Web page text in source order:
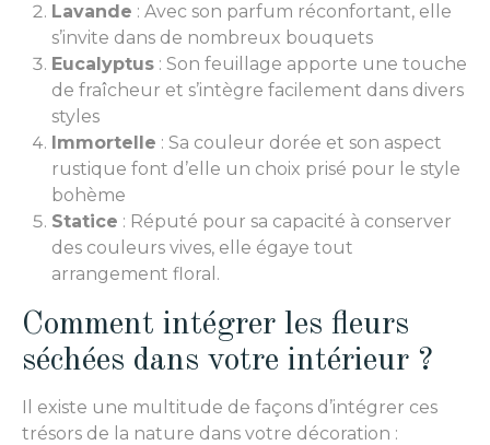
Lavande : Avec son parfum réconfortant, elle
s’invite dans de nombreux bouquets
Eucalyptus : Son feuillage apporte une touche
de fraîcheur et s’intègre facilement dans divers
styles
Immortelle : Sa couleur dorée et son aspect
rustique font d’elle un choix prisé pour le style
bohème
Statice : Réputé pour sa capacité à conserver
des couleurs vives, elle égaye tout
arrangement floral.
Comment intégrer les fleurs
séchées dans votre intérieur ?
Il existe une multitude de façons d’intégrer ces
trésors de la nature dans votre décoration :